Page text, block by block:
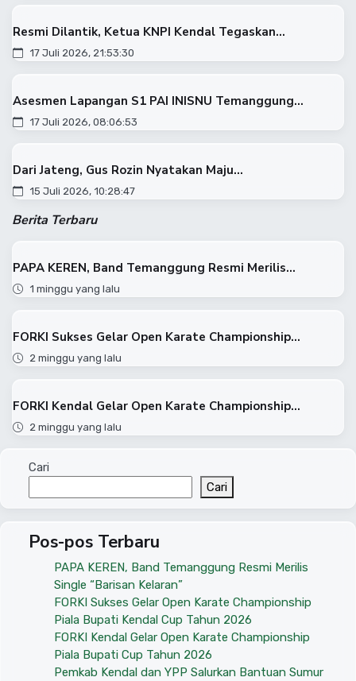
Resmi Dilantik, Ketua KNPI Kendal Tegaskan...
17 Juli 2026, 21:53:30
Asesmen Lapangan S1 PAI INISNU Temanggung...
17 Juli 2026, 08:06:53
Dari Jateng, Gus Rozin Nyatakan Maju...
15 Juli 2026, 10:28:47
Berita Terbaru
PAPA KEREN, Band Temanggung Resmi Merilis...
1 minggu yang lalu
FORKI Sukses Gelar Open Karate Championship...
2 minggu yang lalu
FORKI Kendal Gelar Open Karate Championship...
2 minggu yang lalu
Cari
Cari
Pos-pos Terbaru
PAPA KEREN, Band Temanggung Resmi Merilis
Single “Barisan Kelaran”
FORKI Sukses Gelar Open Karate Championship
Piala Bupati Kendal Cup Tahun 2026
FORKI Kendal Gelar Open Karate Championship
Piala Bupati Cup Tahun 2026
Pemkab Kendal dan YPP Salurkan Bantuan Sumur